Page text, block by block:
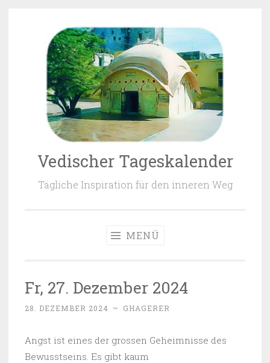
Zum Inhalt springen
Vedischer Tageskalender
Tägliche Inspiration für den inneren Weg
MENÜ
Fr, 27. Dezember 2024
28. DEZEMBER 2024 ~ GHAGERER
Angst ist eines der grossen Geheimnisse des
Bewusstseins. Es gibt kaum